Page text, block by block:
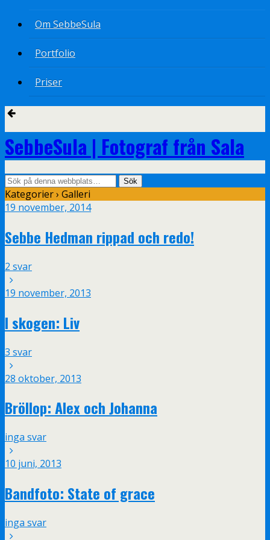
Om SebbeSula
Portfolio
Priser
SebbeSula | Fotograf från Sala
Kategorier › Galleri
19 november, 2014
Sebbe Hedman rippad och redo!
2 svar
19 november, 2013
I skogen: Liv
3 svar
28 oktober, 2013
Bröllop: Alex och Johanna
inga svar
10 juni, 2013
Bandfoto: State of grace
inga svar